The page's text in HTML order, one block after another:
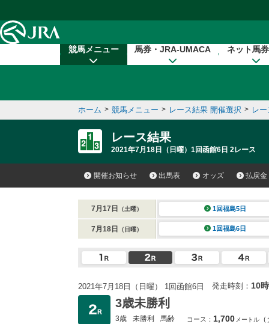
競馬メニュー 馬券・JRA-UMACA ネット馬
ホーム > 競馬メニュー > レース結果 開催選択 > レ
レース結果
2021年7月18日（日曜）1回函館6日 2レース
開催お知らせ 出馬表 オッズ 払戻金
7月17日 （土曜） 1回福島5日
7月18日 （日曜） 1回福島6日
2021年7月18日（日曜） 1回函館6日 発走時刻： 10
3歳未勝利
3歳 未勝利 馬齢 コース： 1,700 メートル